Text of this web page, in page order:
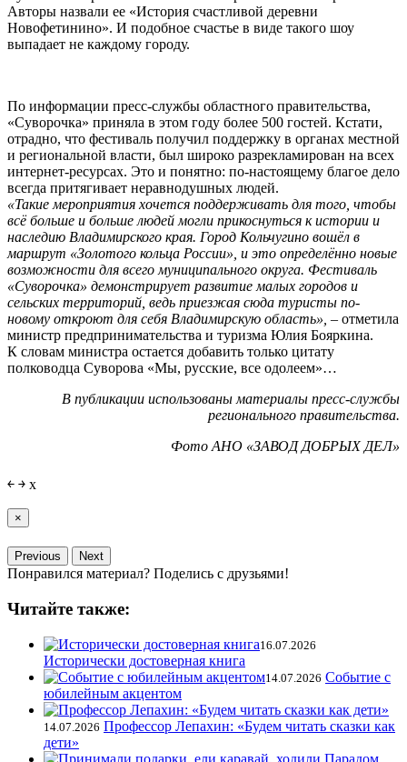
Авторы назвали ее «История счастливой деревни
Новофетинино». И подобное счастье в виде такого шоу
выпадает не каждому городу.
По информации пресс-службы областного правительства,
«Суворочка» приняла в этом году более 500 гостей. Кстати,
отрадно, что фестиваль получил поддержку в органах местной
и региональной власти, был широко разрекламирован на всех
интернет-ресурсах. Это и понятно: по-настоящему благое дело
всегда притягивает неравнодушных людей.
«Такие мероприятия хочется поддерживать для того, чтобы
всё больше и больше людей могли прикоснуться к истории и
наследию Владимирского края. Город Кольчугино вошёл в
маршрут «Золотого кольца России», и это определённо новые
возможности для всего муниципального округа. Фестиваль
«Суворочка» демонстрирует развитие малых городов и
сельских территорий, ведь приезжая сюда туристы по-
новому откроют для себя Владимирскую область», – отметила
министр предпринимательства и туризма Юлия Бояркина.
К словам министра остается добавить только цитату
полководца Суворова «Мы, русские, все одолеем»…
В публикации использованы материалы пресс-службы
регионального правительства.
Фото АНО «ЗАВОД ДОБРЫХ ДЕЛ»
￩ ￫ x
×
Previous Next
Понравился материал? Поделись с друзьями!
Читайте также:
16.07.2026
Исторически достоверная книга
14.07.2026 Событие с
юбилейным акцентом
14.07.2026 Профессор Лепахин: «Будем читать сказки как
дети»